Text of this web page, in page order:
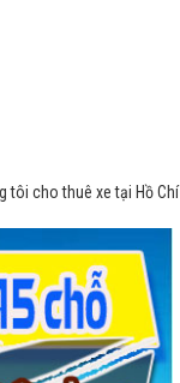
tôi cho thuê xe tại Hồ Chí